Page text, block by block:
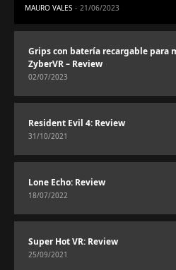
MAURO VALES 21/06/2023
Grips con batería recargable para
ZyberVR – Review
02/07/2023
Resident Evil 4: Review
31/10/2021
Lone Echo: Review
18/07/2022
Super Hot VR: Review
25/09/2021